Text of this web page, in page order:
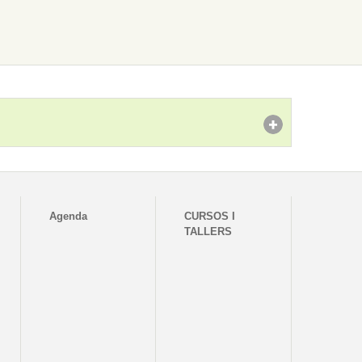
Agenda
CURSOS I
TALLERS